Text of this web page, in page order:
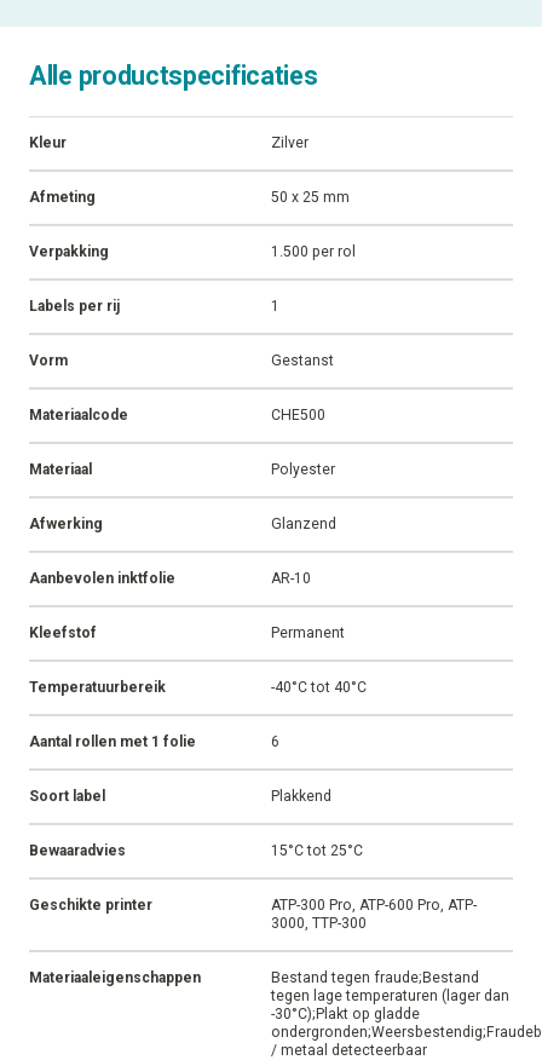
Alle productspecificaties
Kleur Zilver
Afmeting 50 x 25 mm
Verpakking 1.500 per rol
Labels per rij 1
Vorm Gestanst
Materiaalcode CHE500
Materiaal Polyester
Afwerking Glanzend
Aanbevolen inktfolie AR-10
Kleefstof Permanent
Temperatuurbereik -40°C tot 40°C
Aantal rollen met 1 folie 6
Soort label Plakkend
Bewaaradvies 15°C tot 25°C
Geschikte printer
ATP-300 Pro, ATP-600 Pro, ATP-
3000, TTP-300
Materiaaleigenschappen
Bestand tegen fraude;Bestand
tegen lage temperaturen (lager dan
-30°C);Plakt op gladde
/ metaal detecteerbaar